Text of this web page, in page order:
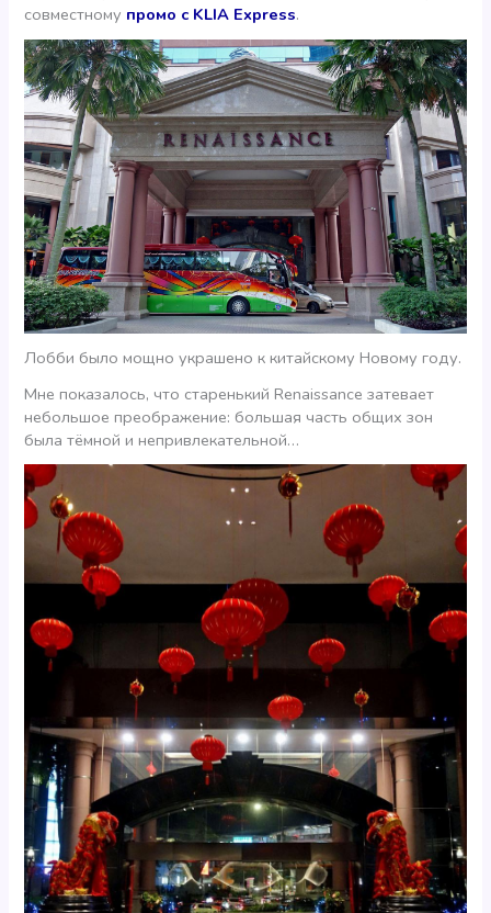
совместному промо с KLIA Express.
Лобби было мощно украшено к китайскому Новому году.
Мне показалось, что старенький Renaissance затевает
небольшое преображение: большая часть общих зон
была тёмной и непривлекательной…